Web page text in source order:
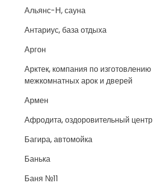
Альянс-Н, сауна
Антариус, база отдыха
Аргон
Арктек, компания по изготовлению
межкомнатных арок и дверей
Армен
Афродита, оздоровительный центр
Багира, автомойка
Банька
Баня №11